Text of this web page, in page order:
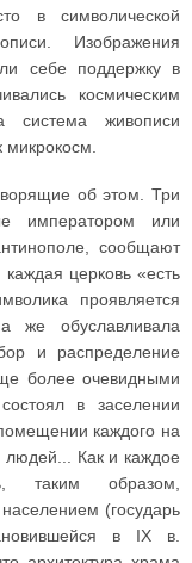
в символической
Изображения
себе поддержку в
космическим
система живописи
микрокосм.
об этом. Три
императором или
сообщают
каждая церковь «есть
проявляется
же обуславливала
и распределение
более очевидными
в заселении
каждого на
людей... Как и каждое
таким образом,
(государь
в IX в.